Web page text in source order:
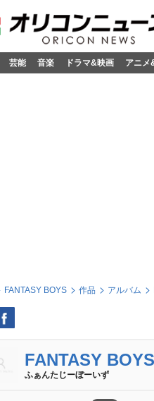
芸能 音楽 ドラマ&映画 アニメ
FANTASY BOYS 作品 アルバム
FANTASY BOYS
ふぁんたじーぼーいず